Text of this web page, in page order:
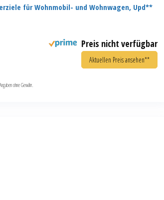
für Wohnmobil- und Wohnwagen, Upd**
Preis nicht verfügbar
Aktuellen Preis ansehen**
ohne Gewähr.